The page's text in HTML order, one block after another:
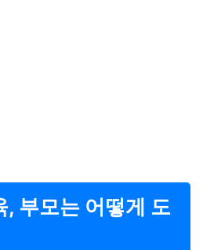
, 부모는 어떻게 도